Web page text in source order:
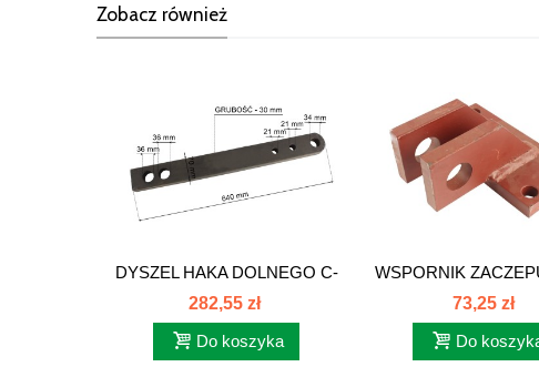
Zobacz również
DYSZEL HAKA DOLNEGO C-
385 83453006
282,55 zł
Do koszyka
WSPORNIK
DOLNEGO...
73,25 zł
Do